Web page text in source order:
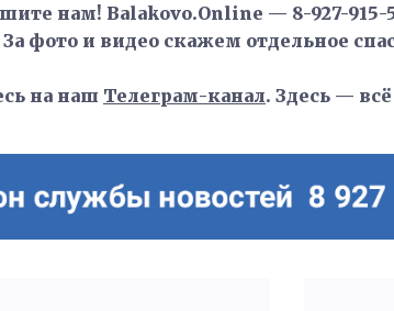
нам! Balakovo.Online — 8-927-
фото и видео скажем отдельное
на наш Телеграм-канал. Здесь —